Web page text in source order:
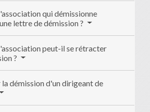
qui démissionne
lettre de démission ?
peut-il se rétracter
?
démission d'un dirigeant de